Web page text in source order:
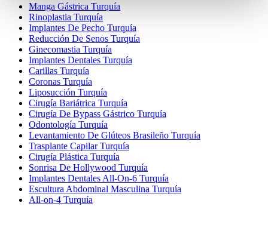
Manga Gástrica Turquía
Rinoplastia Turquía
Implantes De Pecho Turquía
Reducción De Senos Turquía
Ginecomastia Turquía
Implantes Dentales Turquía
Carillas Turquía
Coronas Turquía
Liposucción Turquía
Cirugía Bariátrica Turquía
Cirugía De Bypass Gástrico Turquía
Odontología Turquía
Levantamiento De Glúteos Brasileño Turquía
Trasplante Capilar Turquía
Cirugía Plástica Turquía
Sonrisa De Hollywood Turquía
Implantes Dentales All-On-6 Turquía
Escultura Abdominal Masculina Turquía
All-on-4 Turquía